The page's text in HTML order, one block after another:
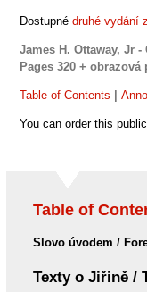
Dostupné druhé vydání
James H. Ottaway, Jr -
Pages 320 + obrazová
Table of Contents |
You can order this
Table of
Slovo úvodem /
Texty o Jiřině /